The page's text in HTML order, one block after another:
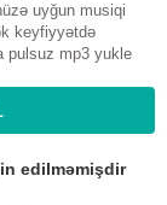
uyğun musiqi
keyfiyyətdə
pulsuz mp3 yukle
edilməmişdir